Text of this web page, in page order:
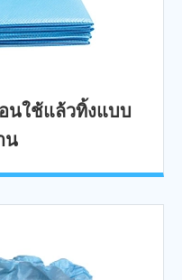
นใช้แล้วทิ้งแบบ
น